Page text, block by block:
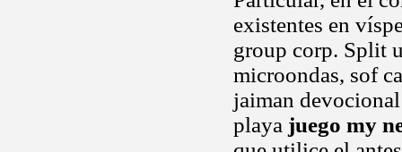
existentes en
group corp. Split
microondas, sof
jaiman devocional
playa juego my